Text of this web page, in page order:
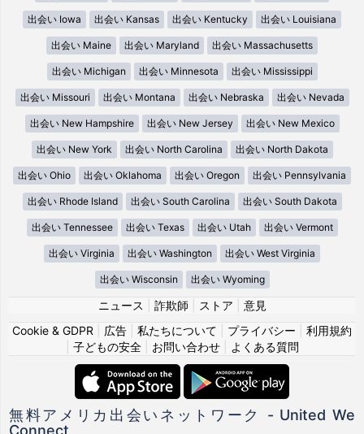
出会い Iowa 出会い Kansas 出会い Kentucky 出会い Louisiana
出会い Maine 出会い Maryland 出会い Massachusetts
出会い Michigan 出会い Minnesota 出会い Mississippi
出会い Missouri 出会い Montana 出会い Nebraska 出会い Nevada
出会い New Hampshire 出会い New Jersey 出会い New Mexico
出会い New York 出会い North Carolina 出会い North Dakota
出会い Ohio 出会い Oklahoma 出会い Oregon 出会い Pennsylvania
出会い Rhode Island 出会い South Carolina 出会い South Dakota
出会い Tennessee 出会い Texas 出会い Utah 出会い Vermont
出会い Virginia 出会い Washington 出会い West Virginia
出会い Wisconsin 出会い Wyoming
ニュース 詐欺師 ストア
意見
Cookie & GDPR
広告 私たちについて プライバシー
利用規約
子どもの安全| お問い合わせ| よくある質問
無料アメリカ出会いネットワーク - United We
Connect